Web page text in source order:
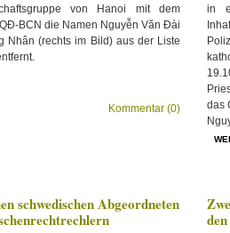
von Hanoi mit dem
BCN die Namen Nguyễn Văn Đài
Nhân (rechts im Bild) aus der Liste
Kommentar (0)
in
das
schwedischen Abgeordneten